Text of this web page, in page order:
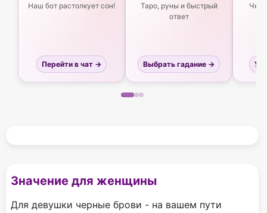
Наш бот растолкует сон!
Перейти в чат →
Таро, руны и быстрый
ответ
Выбрать гадание →
Значение для женщины
Для девушки черные брови - на вашем пути